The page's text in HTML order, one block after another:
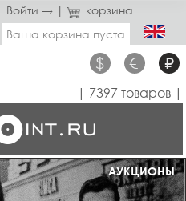
Войти → |
корзина
Ваша корзина пуста
$ € ₽
| 7397 товаров |
МАГАЗИН ОТКРЫТ
АУКЦИОНЫ